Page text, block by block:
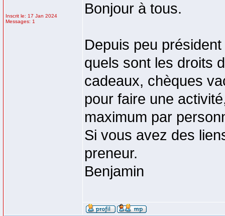
Inscrit le: 17 Jan 2024
Messages: 1
Bonjour à tous.
Depuis peu
quels sont les droits
cadeaux, chèques
pour faire une
maximum par
Si vous avez des
preneur.
Benjamin